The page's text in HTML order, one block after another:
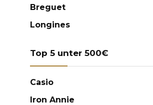
Breguet
Longines
Top 5 unter 500€
Casio
Iron Annie